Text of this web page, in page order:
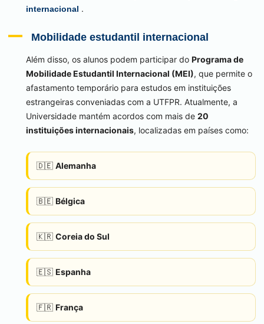
internacional .
Mobilidade estudantil internacional
Além disso, os alunos podem participar do Programa de
Mobilidade Estudantil Internacional (MEI), que permite o
afastamento temporário para estudos em instituições
estrangeiras conveniadas com a UTFPR. Atualmente, a
Universidade mantém acordos com mais de 20
instituições internacionais, localizadas em países como:
🇩🇪 Alemanha
🇧🇪 Bélgica
🇰🇷 Coreia do Sul
🇪🇸 Espanha
🇫🇷 França